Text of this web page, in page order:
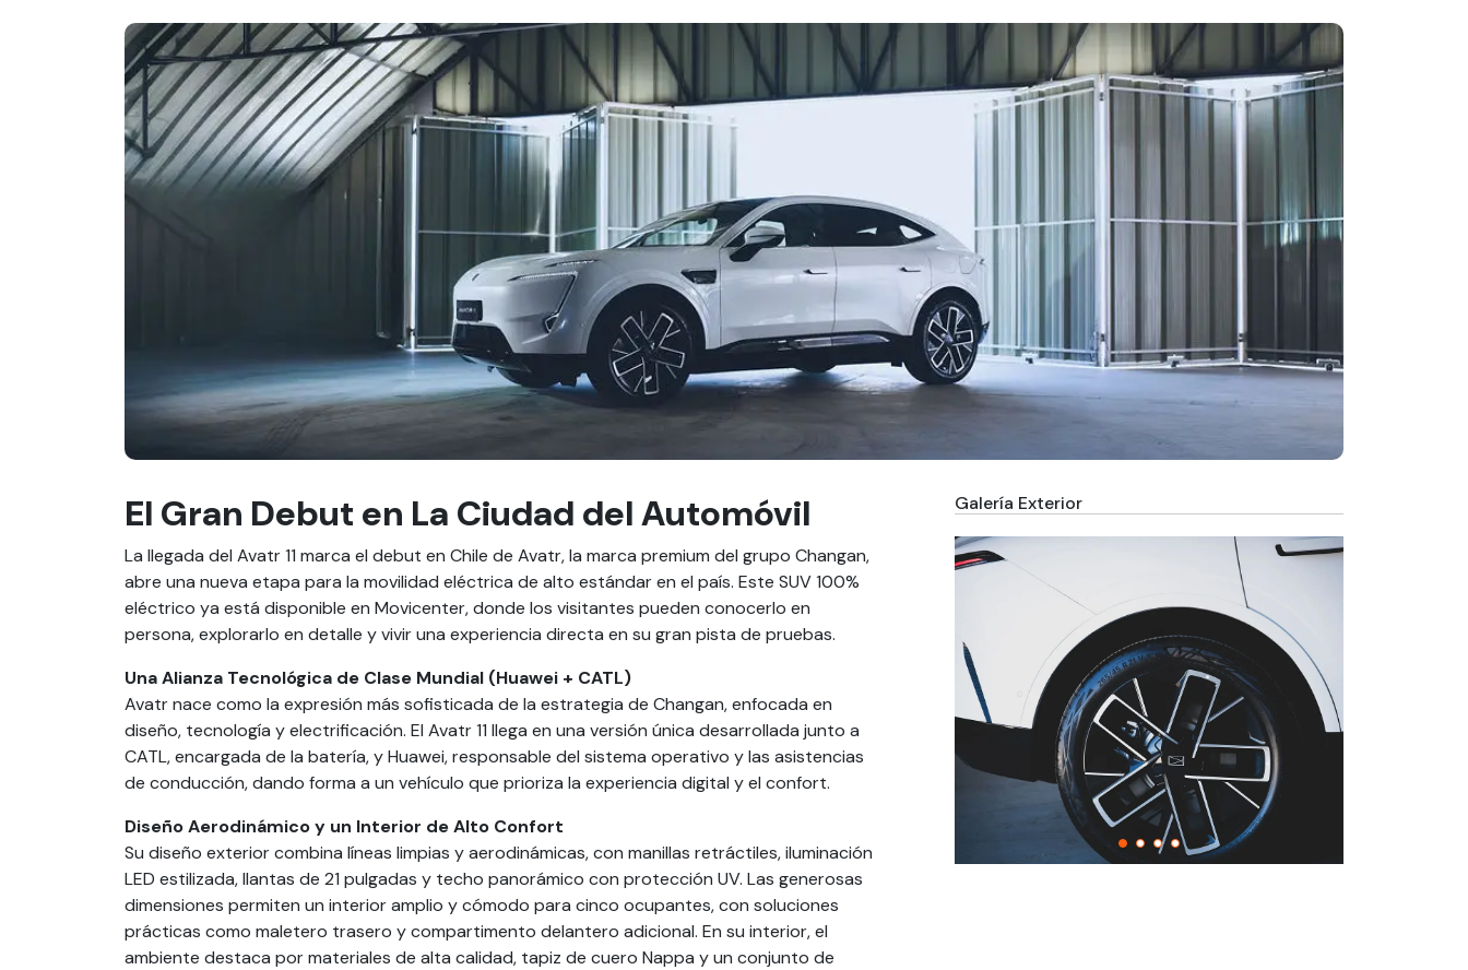
El Gran Debut en La Ciudad del Automóvil
La llegada del Avatr 11 marca el debut en Chile de Avatr, la marca premium del grupo Changan,
abre una nueva etapa para la movilidad eléctrica de alto estándar en el país. Este SUV 100%
eléctrico ya está disponible en Movicenter, donde los visitantes pueden conocerlo en
persona, explorarlo en detalle y vivir una experiencia directa en su gran pista de pruebas.
Una Alianza Tecnológica de Clase Mundial (Huawei + CATL)
Avatr nace como la expresión más sofisticada de la estrategia de Changan, enfocada en
diseño, tecnología y electrificación. El Avatr 11 llega en una versión única desarrollada junto a
CATL, encargada de la batería, y Huawei, responsable del sistema operativo y las asistencias
de conducción, dando forma a un vehículo que prioriza la experiencia digital y el confort.
Diseño Aerodinámico y un Interior de Alto Confort
Su diseño exterior combina líneas limpias y aerodinámicas, con manillas retráctiles, iluminación
LED estilizada, llantas de 21 pulgadas y techo panorámico con protección UV. Las generosas
dimensiones permiten un interior amplio y cómodo para cinco ocupantes, con soluciones
prácticas como maletero trasero y compartimento delantero adicional. En su interior, el
ambiente destaca por materiales de alta calidad, tapiz de cuero Nappa y un conjunto de
Galería Exterior